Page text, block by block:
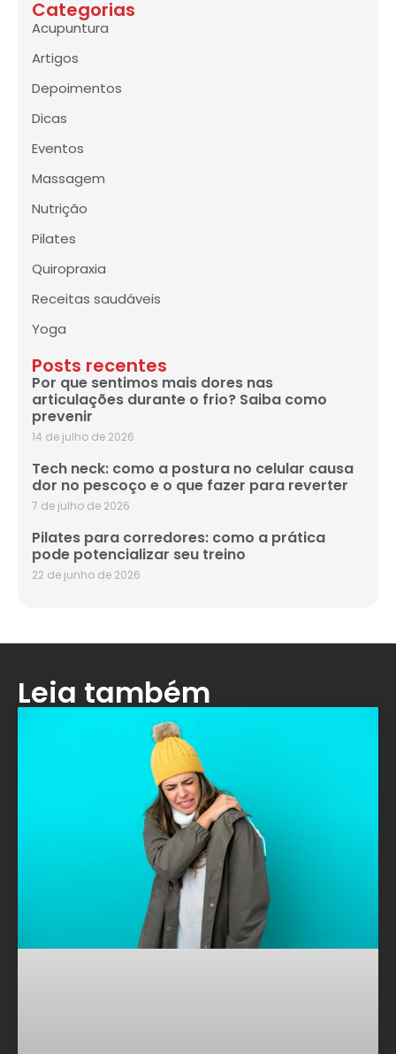
Categorias
Acupuntura
Artigos
Depoimentos
Dicas
Eventos
Massagem
Nutrição
Pilates
Quiropraxia
Receitas saudáveis
Yoga
Posts recentes
Por que sentimos mais dores nas
articulações durante o frio? Saiba como
prevenir
14 de julho de 2026
Tech neck: como a postura no celular causa
dor no pescoço e o que fazer para reverter
7 de julho de 2026
Pilates para corredores: como a prática
pode potencializar seu treino
22 de junho de 2026
Leia também